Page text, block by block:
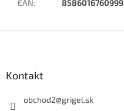
EAN: 8586016760999
Kontakt
obchod2@grigel.sk